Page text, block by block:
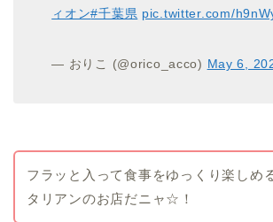
ィオン#千葉県 pic.twitter.com/
— おりこ (@orico_acco) May 6,
フラッと入って食事をゆっくり楽しめ
タリアンのお店だニャ☆！